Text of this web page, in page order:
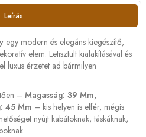
Leírás
egy modern és elegáns kiegészítő,
elem. Letisztult kialakításával és
luxus érzetet ad bármilyen
– Magasság: 39 Mm,
45 Mm – kis helyen is elfér, mégis
nyújt kabátoknak, táskáknak,